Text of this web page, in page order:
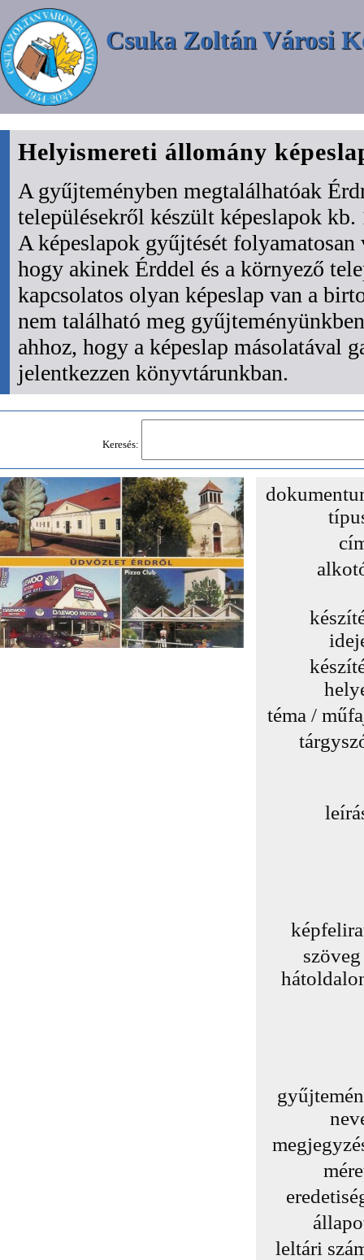
Csuka Zoltán Városi
Helyismereti állomány
A gyűjteményben megtalálhatóak
településekről készült képeslapok
A képeslapok gyűjtését
hogy akinek Érddel és a környező
kapcsolatos olyan képeslap van a
nem található meg
ahhoz, hogy a képeslap másolatával
jelentkezzen könyvtárunkban.
Keresés:
téma /
szöveg
leltári